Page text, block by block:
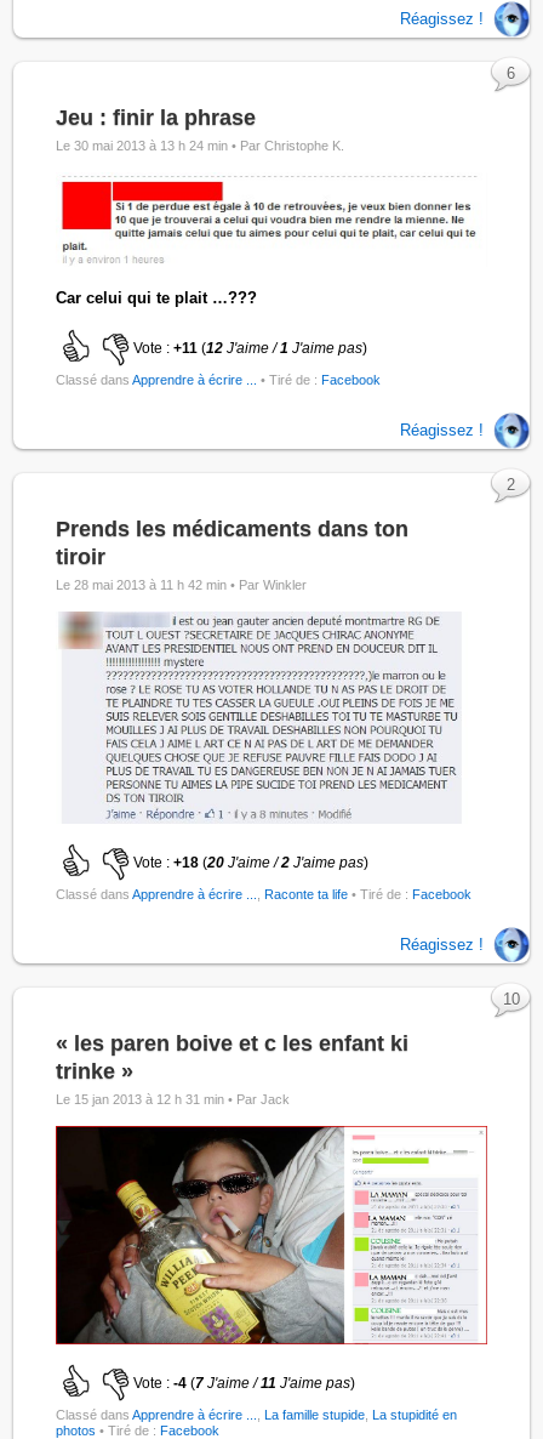
Réagissez !
Jeu : finir la phrase
Le 30 mai 2013 à 13 h 24 min • Par Christophe K.
Car celui qui te plait …???
Vote :+11 (12J'aime /1 J'aime pas)
Classé dansApprendre à écrire ...
6
• Tiré de :Facebook
Réagissez !
Prends les médicaments dans ton
tiroir
Le 28 mai 2013 à 11 h 42 min • Par Winkler
Vote :+18 (20J'aime /2 J'aime pas)
Classé dansApprendre à écrire ... ,Raconte ta life
2
• Tiré de :Facebook
Réagissez !
« les paren boive et c les enfant ki
trinke »
Le 15 jan 2013 à 12 h 31 min • Par Jack
Vote :-4 (7J'aime /11 J'aime pas)
Classé dansApprendre à écrire ... ,La famille stupide ,La stupidité en
photos
10
• Tiré de :Facebook